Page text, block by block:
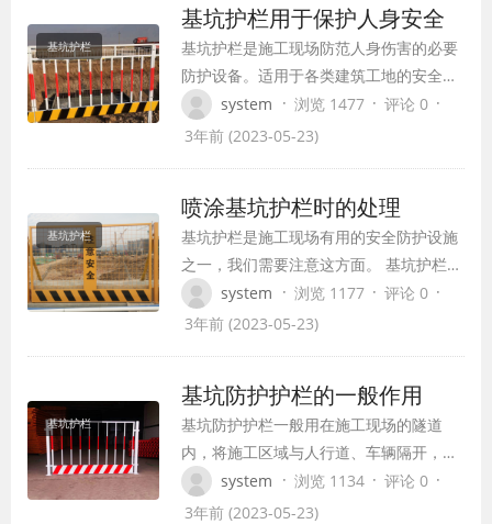
或者标志的颜色，并不会变动这两种主
色。 对于这两种颜色，也是有主次之分
的，当其中一种…
基坑护栏
基坑护栏用于保护人身安全
基坑护栏是施工现场防范人身伤害的必要
防护设备。适用于各类建筑工地的安全防
护。醒目的颜色符号可以提前告诉工人危
险区域要注意安全，是所有建筑工地不可
员掉入基坑是有用的。 基坑护栏规格：1.
开挖深度超过2m以上的基坑周边需设置
防护栏杆…
system · 浏览 1477 · 评论 0 ·
3年前 (2023-05-23)
基坑护栏
喷涂基坑护栏时的处理
基坑护栏是施工现场有用的安全防护设施
之一，我们需要注意这方面。 基坑护栏的
质量和功能将直接影响产品的质量，而涂
装是重要的工艺过程，可以保持基坑护栏
在喷涂前做一些处理。 喷涂前的简单处
理，比如有的基坑护栏表面氧化，就要清
理打磨。…
system · 浏览 1177 · 评论 0 ·
3年前 (2023-05-23)
基坑护栏
基坑防护护栏的一般作用
基坑防护护栏一般用在施工现场的隧道
内，将施工区域与人行道、车辆隔开，起
到安全警示的作用。作为隧道周边的维
护，基坑防护护栏临时围在坑边，方便更
system · 浏览 1134 · 评论 0 ·
3年前 (2023-05-23)